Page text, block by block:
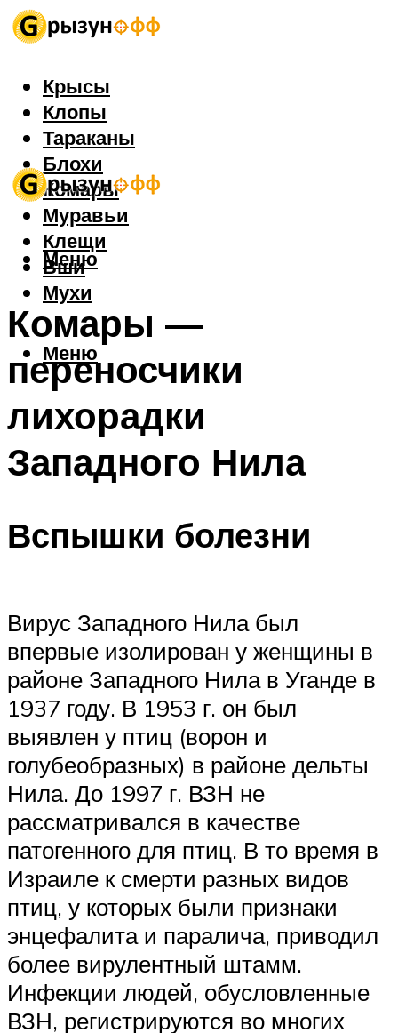
Крысы
Клопы
Тараканы
Блохи
Комары
Муравьи
Клещи
Вши
Мухи
Меню
Меню
Комары —
переносчики
лихорадки
Западного Нила
Вспышки болезни
Вирус Западного Нила был
впервые изолирован у женщины в
районе Западного Нила в Уганде в
1937 году. В 1953 г. он был
выявлен у птиц (ворон и
голубеобразных) в районе дельты
Нила. До 1997 г. ВЗН не
рассматривался в качестве
патогенного для птиц. В то время в
Израиле к смерти разных видов
птиц, у которых были признаки
энцефалита и паралича, приводил
более вирулентный штамм.
Инфекции людей, обусловленные
ВЗН, регистрируются во многих